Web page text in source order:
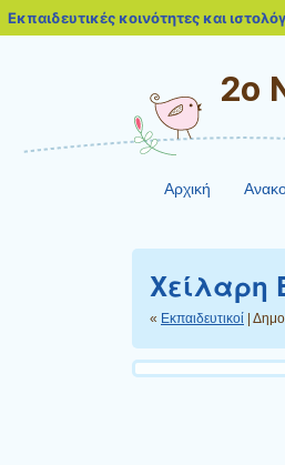
2ο
Αρχική
Χείλαρη
« Εκπαιδευτικοί |
Εκπαιδευτικές κοινότητες και